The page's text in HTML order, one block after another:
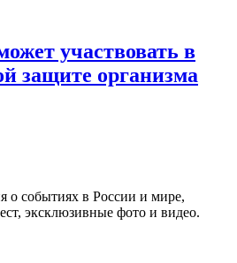
участвовать в
защите организма
о событиях в России и мире,
эксклюзивные фото и видео.